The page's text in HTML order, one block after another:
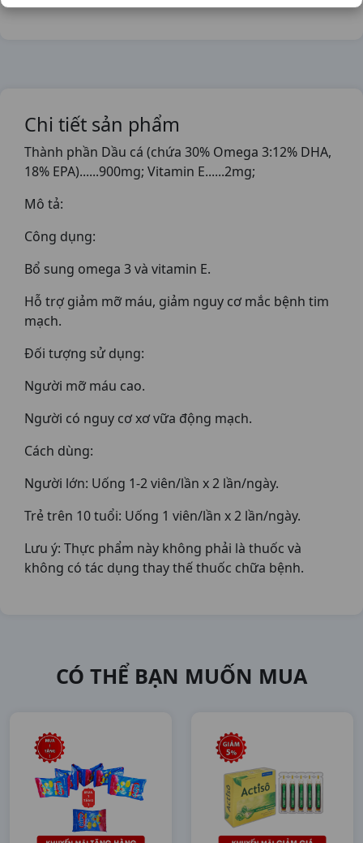
Chi tiết sản phẩm
Thành phần Dầu cá (chứa 30% Omega 3:12% DHA,
18% EPA)......900mg; Vitamin E......2mg;
Mô tả:
Công dụng:
Bổ sung omega 3 và vitamin E.
Hỗ trợ giảm mỡ máu, giảm nguy cơ mắc bệnh tim
mạch.
Đối tượng sử dụng:
Người mỡ máu cao.
Người có nguy cơ xơ vữa động mạch.
Cách dùng:
Người lớn: Uống 1-2 viên/lần x 2 lần/ngày.
Trẻ trên 10 tuổi: Uống 1 viên/lần x 2 lần/ngày.
Lưu ý: Thực phẩm này không phải là thuốc và
không có tác dụng thay thế thuốc chữa bệnh.
CÓ THỂ BẠN MUỐN MUA